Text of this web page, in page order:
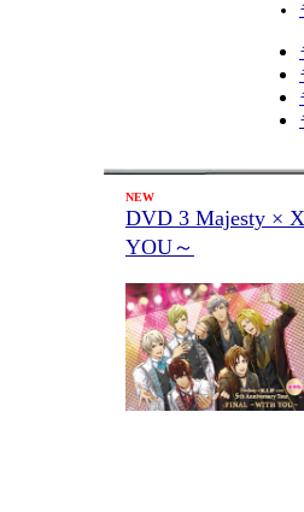
NEW
DVD 3 Majesty ×
YOU～